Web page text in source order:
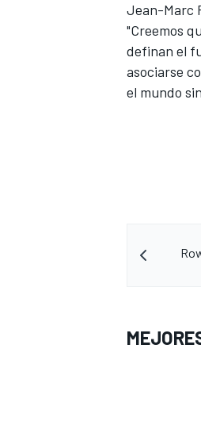
Jean-Marc
"Creemos
definan el
asociarse
el mundo